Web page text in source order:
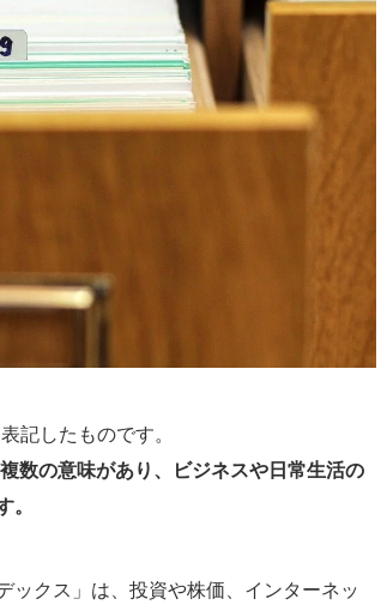
記したものです。
数の意味があり、ビジネスや日常生活の
ックス」は、投資や株価、インターネッ